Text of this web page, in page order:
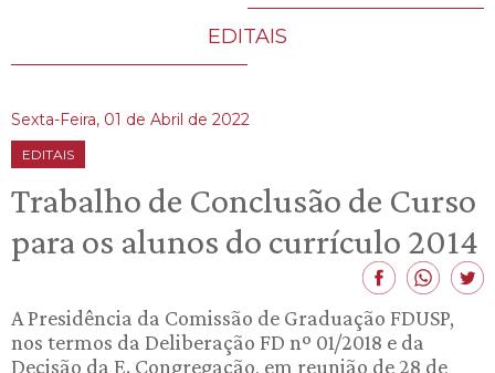
EDITAIS
Sexta-Feira, 01 de Abril de 2022
EDITAIS
Trabalho de Conclusão de Curso
para os alunos do currículo 2014
A Presidência da Comissão de Graduação FDUSP,
nos termos da Deliberação FD nº 01/2018 e da
Decisão da E. Congregação, em reunião de 28 de